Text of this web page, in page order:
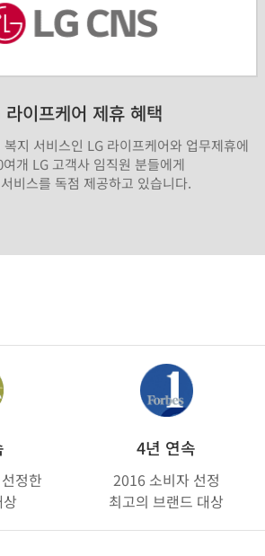
라이프케어 제휴 혜택
지 서비스인 LG 라이프케어와 업무제휴에
개 LG 고객사 임직원 분들에게
비스를 독점 제공하고 있습니다.
정한
4년 연속
2016 소비자 선정
최고의 브랜드 대상